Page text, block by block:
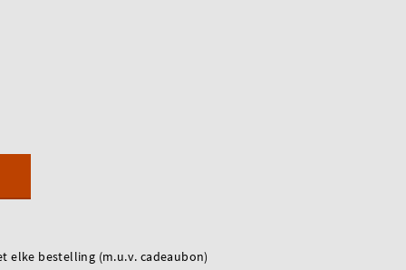
elke bestelling (m.u.v. cadeaubon)